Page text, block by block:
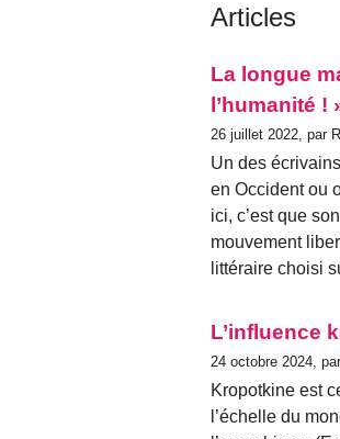
Articles
La longue
l’humanité !
26 juillet 2022, par
Un des
en Occident ou
ici, c’est que
mouvement
littéraire choisi
L’influence
24 octobre 2024,
Kropotkine est
l’échelle du